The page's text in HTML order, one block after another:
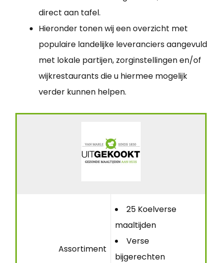
direct aan tafel.
Hieronder tonen wij een overzicht met
populaire landelijke leveranciers aangevuld
met lokale partijen, zorginstellingen en/of
wijkrestaurants die u hiermee mogelijk
verder kunnen helpen.
Assortiment
25 Koelverse
maaltijden
Verse
bijgerechten